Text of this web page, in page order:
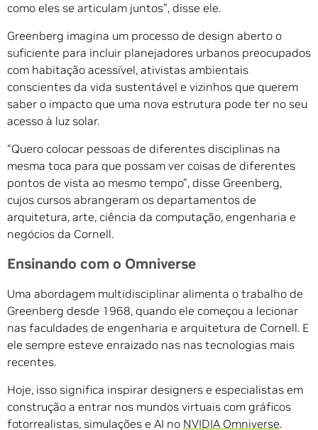
como eles se articulam juntos”, disse ele.
Greenberg imagina um processo de design aberto o
suficiente para incluir planejadores urbanos preocupados
com habitação acessível, ativistas ambientais
conscientes da vida sustentável e vizinhos que querem
saber o impacto que uma nova estrutura pode ter no seu
acesso à luz solar.
“Quero colocar pessoas de diferentes disciplinas na
mesma toca para que possam ver coisas de diferentes
pontos de vista ao mesmo tempo”, disse Greenberg,
cujos cursos abrangeram os departamentos de
arquitetura, arte, ciência da computação, engenharia e
negócios da Cornell.
Ensinando com o Omniverse
Uma abordagem multidisciplinar alimenta o trabalho de
Greenberg desde 1968, quando ele começou a lecionar
nas faculdades de engenharia e arquitetura de Cornell. E
ele sempre esteve enraizado nas nas tecnologias mais
recentes.
Hoje, isso significa inspirar designers e especialistas em
construção a entrar nos mundos virtuais com gráficos
fotorrealistas, simulações e AI no NVIDIA Omniverse.